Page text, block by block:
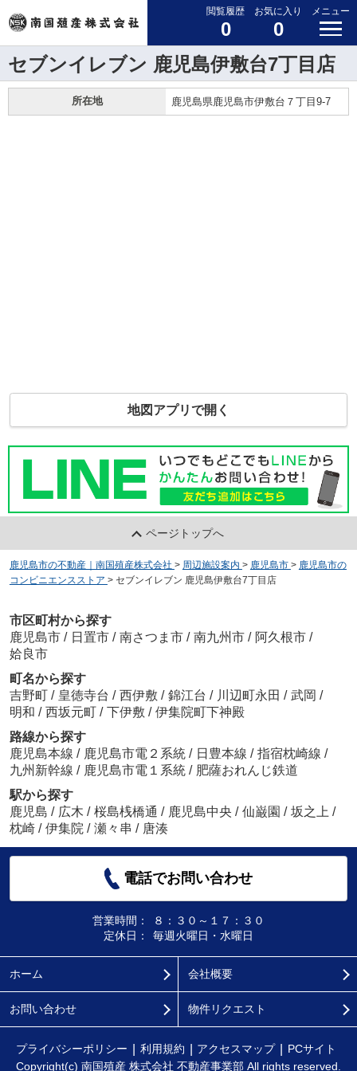
閲覧履歴
0
お気に入り
0
メニュー
セブンイレブン 鹿児島伊敷台7丁目店
所在地 鹿児島県鹿児島市伊敷台７丁目9-7
地図アプリで開く
ページトップへ
鹿児島市の不動産｜南国殖産株式会社 > 周辺施設案内 > 鹿児島市 > 鹿児島市の
コンビニエンスストア > セブンイレブン 鹿児島伊敷台7丁目店
市区町村から探す
鹿児島市 / 日置市 / 南さつま市 / 南九州市 / 阿久根市 /
姶良市
町名から探す
吉野町 / 皇徳寺台 / 西伊敷 / 錦江台 / 川辺町永田 / 武岡 /
明和 / 西坂元町 / 下伊敷 / 伊集院町下神殿
路線から探す
鹿児島本線 / 鹿児島市電２系統 / 日豊本線 / 指宿枕崎線 /
九州新幹線 / 鹿児島市電１系統 / 肥薩おれんじ鉄道
駅から探す
鹿児島 / 広木 / 桜島桟橋通 / 鹿児島中央 / 仙巌園 / 坂之上 /
枕崎 / 伊集院 / 瀬々串 / 唐湊
電話でお問い合わせ
営業時間：
８：３０～１７：３０
定休日：
毎週火曜日・水曜日
ホーム 会社概要
お問い合わせ 物件リクエスト
プライバシーポリシー 利用規約 アクセスマップ
PCサイト
Copyright(c) 南国殖産 株式会社 不動産事業部 All rights reserved.